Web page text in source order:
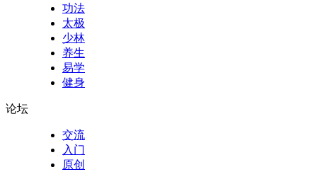
功法
太极
少林
养生
易学
健身
论坛
交流
入门
原创